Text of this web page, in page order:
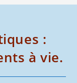
:
à vie.